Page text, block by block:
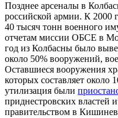
Позднее арсеналы в
российской армии. К 2000
40 тысяч тонн военного
отчетам миссии ОБСЕ в
год из Колбасны было
около 50% вооружений,
Оставшиеся вооружения
которых составляет около
утилизация были
приднестровских властей
правительством в